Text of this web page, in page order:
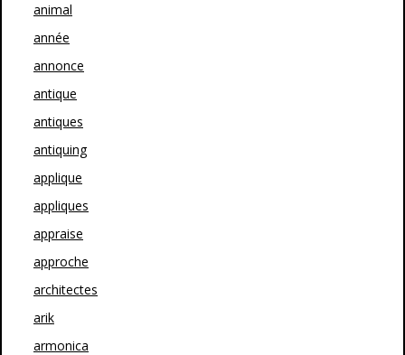
animal
année
annonce
antique
antiques
antiquing
applique
appliques
appraise
approche
architectes
arik
armonica